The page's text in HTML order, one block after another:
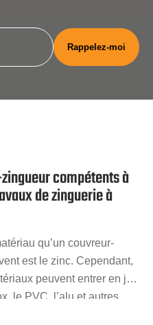
compétents à
de zinguerie à
qu’un couvreur-
est le zinc. Cependant,
peuvent entrer en jeu
le PVC, l’alu et autres.
un rôle qui lui est propre